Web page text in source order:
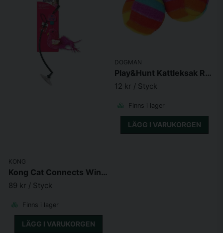
KONG
Kong Cat Connects Window Teaser
89 kr / Styck
Finns i lager
LÄGG I VARUKORGEN
DOGMAN
Play&Hunt Kattleksak Regnbågsboll
12 kr / Styck
Finns i lager
LÄGG I VARUKORGEN